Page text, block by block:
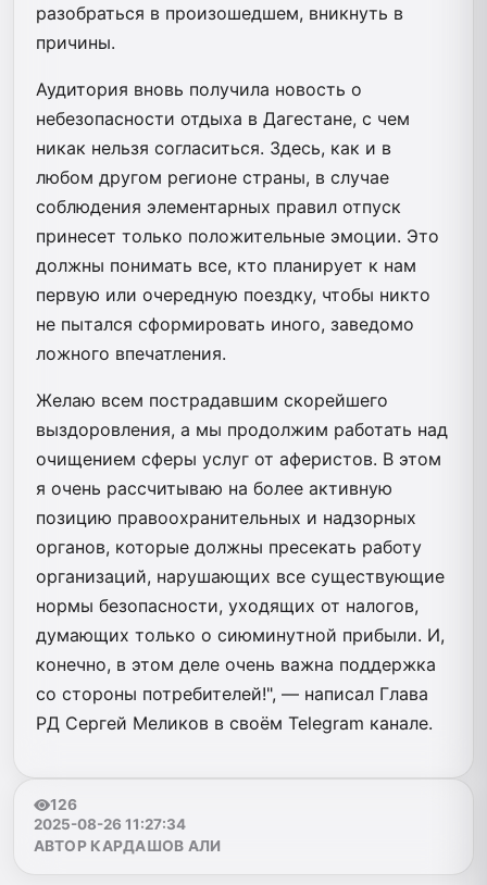
разобраться в произошедшем, вникнуть в
причины.
Аудитория вновь получила новость о
небезопасности отдыха в Дагестане, с чем
никак нельзя согласиться. Здесь, как и в
любом другом регионе страны, в случае
соблюдения элементарных правил отпуск
принесет только положительные эмоции. Это
должны понимать все, кто планирует к нам
первую или очередную поездку, чтобы никто
не пытался сформировать иного, заведомо
ложного впечатления.
Желаю всем пострадавшим скорейшего
выздоровления, а мы продолжим работать над
очищением сферы услуг от аферистов. В этом
я очень рассчитываю на более активную
позицию правоохранительных и надзорных
органов, которые должны пресекать работу
организаций, нарушающих все существующие
нормы безопасности, уходящих от налогов,
думающих только о сиюминутной прибыли. И,
конечно, в этом деле очень важна поддержка
со стороны потребителей!", — написал Глава
РД Сергей Меликов в своём Telegram канале.
126
2025-08-26 11:27:34
АВТОР КАРДАШОВ АЛИ